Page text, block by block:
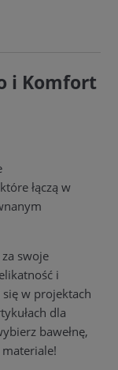
i Komfort
łączą w
swoje
i
w projektach
dla
bawełnę,